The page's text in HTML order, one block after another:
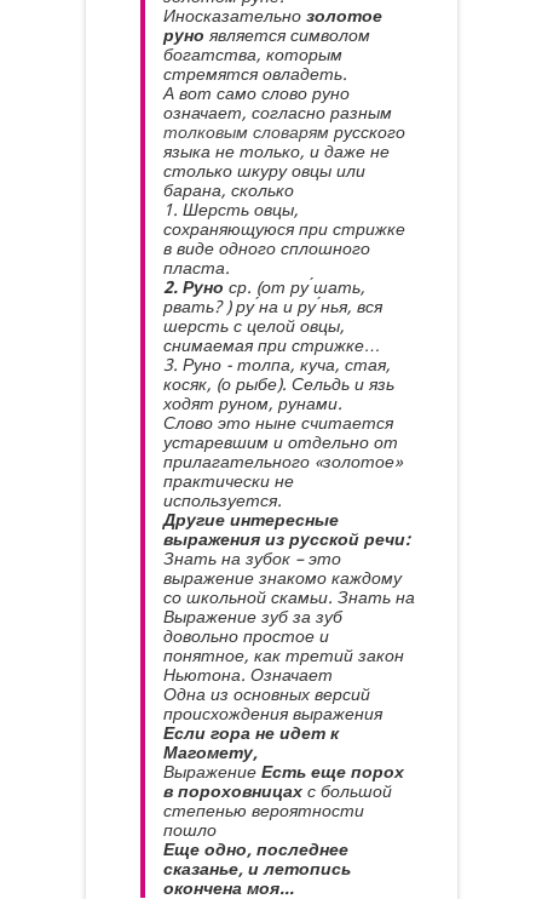
Иносказательно золотое
руно является символом
богатства, которым
стремятся овладеть.
А вот само слово руно
означает, согласно разным
толковым словарямрусского
языка не только, и даже не
столько шкуру овцы или
барана, сколько
1. Шерсть овцы,
сохраняющуюся при стрижке
в виде одного сплошного
пласта.
2. Руно ср. (от ру ́шать,
рвать?)ру ́на и ру ́нья, вся
шерсть с целой овцы,
снимаемая при стрижке…
3. Руно - толпа, куча, стая,
косяк, (о рыбе). Сельдь и язь
ходят руном, рунами.
Слово это ныне считается
устаревшим и отдельно от
прилагательного «золотое»
практически не
используется.
Другие интересные
выражения из русской речи:
Знать на зубок – это
выражение знакомо каждому
со школьной скамьи. Знать на
Выражение зуб за зуб
довольно простое и
понятное, как третий закон
Ньютона. Означает
Одна из основных версий
происхождения выражения
Если гора не идет к
Магомету,
Выражение Есть еще порох
в пороховницахс большой
степенью вероятности
пошло
Еще одно, последнее
сказанье, и летопись
окончена моя...